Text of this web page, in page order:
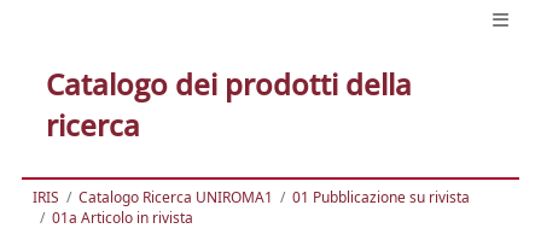
Catalogo dei prodotti della
ricerca
IRIS Catalogo Ricerca UNIROMA1
01 Pubblicazione su rivista
01a Articolo in rivista